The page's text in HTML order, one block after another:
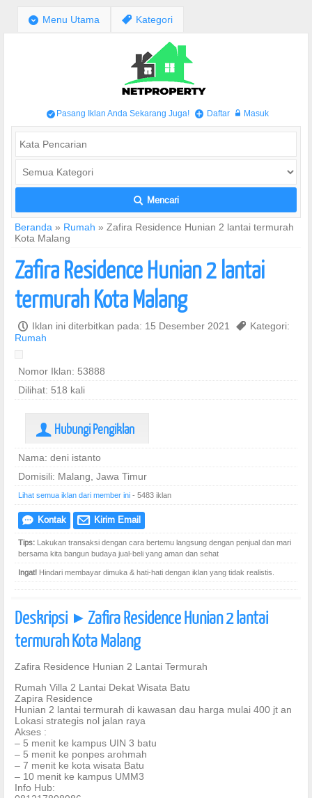
; Menu Utama , Kategori
/ Pasang Iklan Anda Sekarang Juga! + Daftar w Masuk
L Mencari
Beranda » Rumah » Zafira Residence Hunian 2 lantai termurah
Kota Malang
Zafira Residence Hunian 2 lantai
termurah Kota Malang
P Iklan ini diterbitkan pada: 15 Desember 2021 , Kategori:
Rumah
Nomor Iklan: 53888
Dilihat: 518 kali
U Hubungi Pengiklan
Nama: deni istanto
Domisili: Malang, Jawa Timur
Lihat semua iklan dari member ini - 5483 iklan
e Kontak @ Kirim Email
Tips: Lakukan transaksi dengan cara bertemu langsung dengan penjual dan mari
bersama kita bangun budaya jual-beli yang aman dan sehat
Ingat! Hindari membayar dimuka & hati-hati dengan iklan yang tidak realistis.
Deskripsi ] Zafira Residence Hunian 2 lantai
termurah Kota Malang
Zafira Residence Hunian 2 Lantai Termurah
Rumah Villa 2 Lantai Dekat Wisata Batu
Zapira Residence
Hunian 2 lantai termurah di kawasan dau harga mulai 400 jt an
Lokasi strategis nol jalan raya
Akses :
– 5 menit ke kampus UIN 3 batu
– 5 menit ke ponpes arohmah
– 7 menit ke kota wisata Batu
– 10 menit ke kampus UMM3
Info Hub: